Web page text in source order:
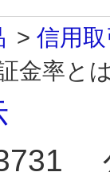
> 信用
金率と